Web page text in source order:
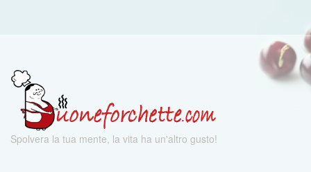
Spolvera la tua mente, la vita ha un'altro gusto!